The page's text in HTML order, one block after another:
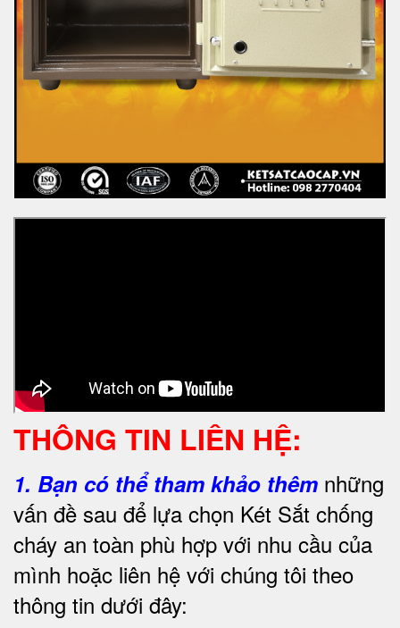
THÔNG TIN LIÊN HỆ:
1. Bạn có thể tham khảo thêm những
vấn đề sau để lựa chọn Két Sắt chống
cháy an toàn phù hợp với nhu cầu của
mình hoặc liên hệ với chúng tôi theo
thông tin dưới đây: